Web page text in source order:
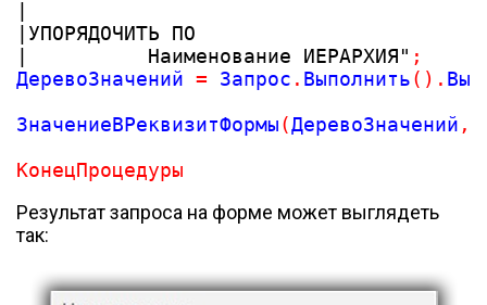
|УПОРЯДОЧИТЬ ПО
|          Наименование ИЕРАРХИЯ" ;
ДеревоЗначений = Запрос . Выполнить( ) .
ЗначениеВРеквизитФормы(ДеревоЗначений ,
КонецПроцедуры
Результат запроса на форме может выглядеть
так: